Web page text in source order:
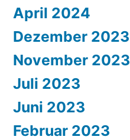
April 2024
Dezember 2023
November 2023
Juli 2023
Juni 2023
Februar 2023